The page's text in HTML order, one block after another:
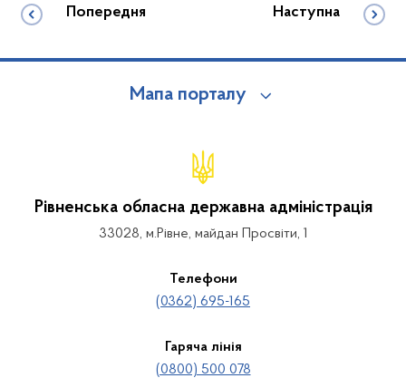
Попередня Наступна
Мапа порталу
Рівненська обласна державна адміністрація
33028, м.Рівне, майдан Просвіти, 1
Телефони
(0362) 695-165
Гаряча лінія
(0800) 500 078